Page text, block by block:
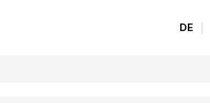
DE